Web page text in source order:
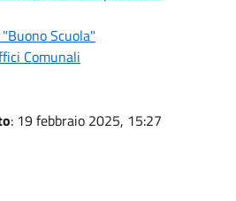
Scuola"
Comunali
: 19 febbraio 2025, 15:27